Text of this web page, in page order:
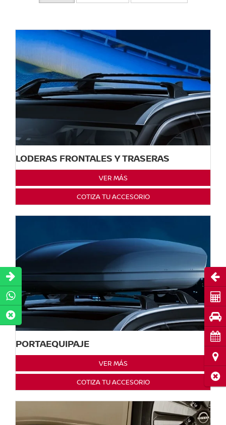
LODERAS FRONTALES Y TRASERAS
VER MÁS
COTIZA TU ACCESORIO
PORTAEQUIPAJE
VER MÁS
COTIZA TU ACCESORIO